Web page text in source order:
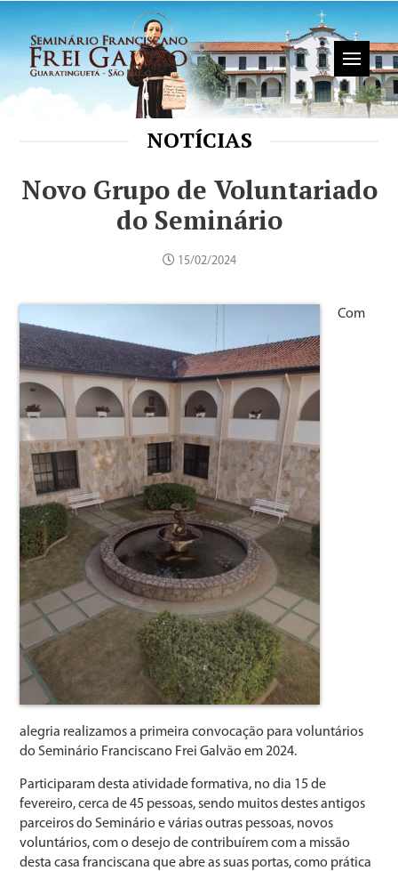
NOTÍCIAS
Novo Grupo de Voluntariado
do Seminário
15/02/2024
Com
alegria realizamos a primeira convocação para voluntários
do Seminário Franciscano Frei Galvão em 2024.
Participaram desta atividade formativa, no dia 15 de
fevereiro, cerca de 45 pessoas, sendo muitos destes antigos
parceiros do Seminário e várias outras pessoas, novos
voluntários, com o desejo de contribuírem com a missão
desta casa franciscana que abre as suas portas, como prática